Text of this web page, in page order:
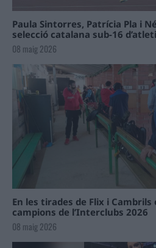
Paula Sintorres, Patrícia Pla i
selecció catalana sub-16
08 maig 2026
En les tirades de Flix i Cambrils
campions de l’Interclubs 2026
08 maig 2026